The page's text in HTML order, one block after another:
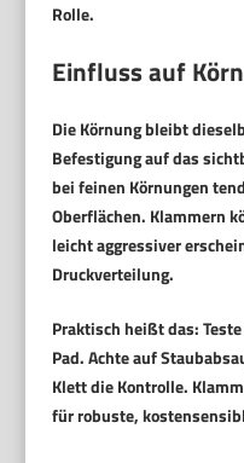
Rolle.
Einfluss auf
Die Körnung bleibt
Befestigung auf das
bei feinen Körnungen
Oberflächen. Klammern
leicht aggressiver
Druckverteilung.
Praktisch heißt das:
Pad. Achte auf
Klett die Kontrolle.
für robuste,